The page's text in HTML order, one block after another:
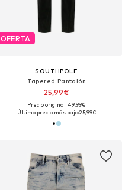
OFERTA
SOUTHPOLE
Tapered Pantalón
25,99€
Precio original: 49,99€
Último precio más bajo:25,99€